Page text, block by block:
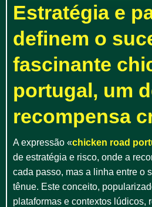
Estratégia e
definem o
fascinante
portugal, um
recompensa
A expressão «chicken road
de estratégia e risco, onde a
cada passo, mas a linha entre o
tênue. Este conceito,
plataformas e contextos lúdicos,